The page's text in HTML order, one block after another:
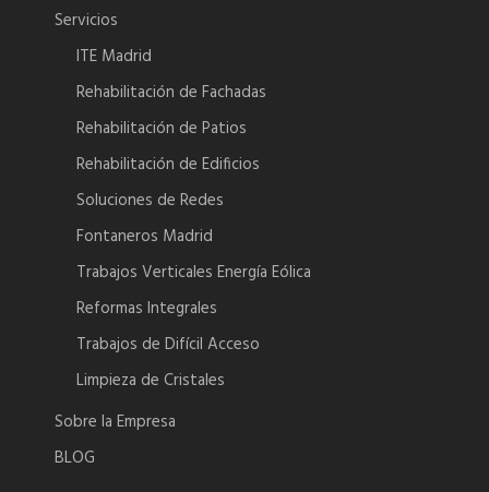
Servicios
ITE Madrid
Rehabilitación de Fachadas
Rehabilitación de Patios
Rehabilitación de Edificios
Soluciones de Redes
Fontaneros Madrid
Trabajos Verticales Energía Eólica
Reformas Integrales
Trabajos de Difícil Acceso
Limpieza de Cristales
Sobre la Empresa
BLOG